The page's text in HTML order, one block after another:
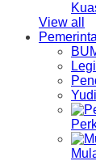
View all